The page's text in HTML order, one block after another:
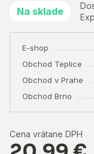
Na sklade
E-shop
Obchod Teplice
Obchod v Prahe
Obchod Brno
Cena vrátane DPH